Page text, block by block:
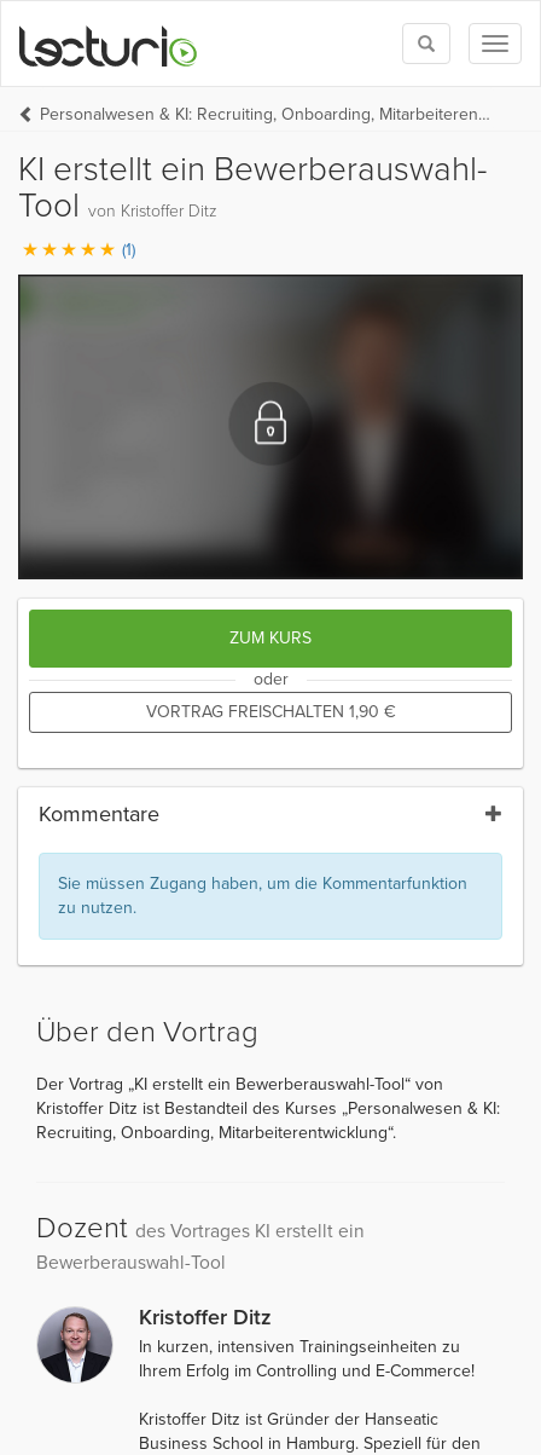
Toggle
search
Personalwesen & KI: Recruiting, Onboarding, Mitarbeiterentwicklung
KI erstellt ein Bewerberauswahl-
Tool von Kristoffer Ditz
(1)
ZUM KURS
oder
VORTRAG FREISCHALTEN 1,90 €
Kommentare
Sie müssen Zugang haben, um die Kommentarfunktion
zu nutzen.
Über den Vortrag
Der Vortrag „KI erstellt ein Bewerberauswahl-Tool“ von
Kristoffer Ditz ist Bestandteil des Kurses „Personalwesen & KI:
Recruiting, Onboarding, Mitarbeiterentwicklung“.
Dozent des Vortrages KI erstellt ein
Bewerberauswahl-Tool
Kristoffer Ditz
In kurzen, intensiven Trainingseinheiten zu
Ihrem Erfolg im Controlling und E-Commerce!
Kristoffer Ditz ist Gründer der Hanseatic
Business School in Hamburg. Speziell für den